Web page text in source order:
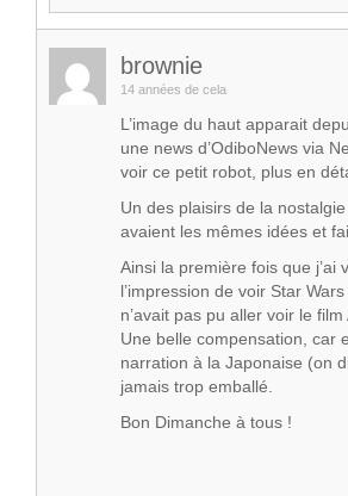
brownie
14 années de cela
L’image du haut apparait
une news d’OdiboNews via
voir ce petit robot, plus en
Un des plaisirs de la
avaient les mêmes idées et
Ainsi la première fois que j’ai
l’impression de voir Star
n’avait pas pu aller voir le film
Une belle compensation, car
narration à la Japonaise (on
jamais trop emballé.
Bon Dimanche à tous !